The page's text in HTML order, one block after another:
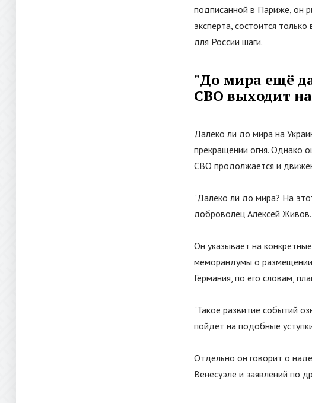
подписанной в Париже, он
эксперта, состоится
для России шаги.
"До мира ещё
СВО выходит
Далеко ли до мира на
прекращении огня. Однако
СВО продолжается и
"Далеко ли до мира? На
доброволец Алексей Живов.
Он указывает на
меморандумы о размещении
Германия, по его словам,
"Такое развитие событий
пойдёт на подобные
Отдельно он говорит о
Венесуэле и заявлений по